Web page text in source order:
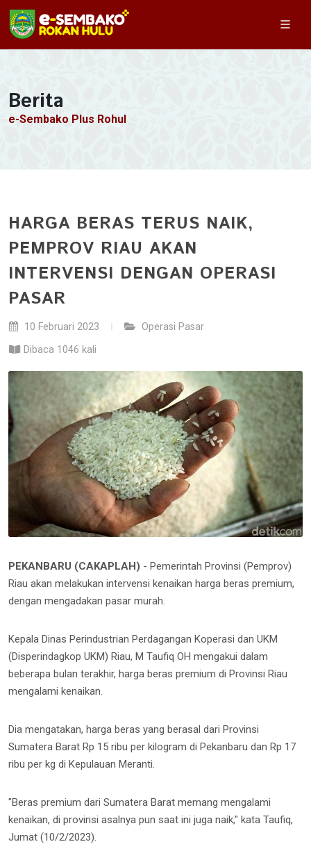
Berita
e-Sembako Plus Rohul
HARGA BERAS TERUS NAIK,
PEMPROV RIAU AKAN
INTERVENSI DENGAN OPERASI
PASAR
10 Februari 2023
Operasi Pasar
Dibaca 1046 kali
PEKANBARU (CAKAPLAH) - Pemerintah Provinsi (Pemprov)
Riau akan melakukan intervensi kenaikan harga beras premium,
dengan mengadakan pasar murah.
Kepala Dinas Perindustrian Perdagangan Koperasi dan UKM
(Disperindagkop UKM) Riau, M Taufiq OH mengakui dalam
beberapa bulan terakhir, harga beras premium di Provinsi Riau
mengalami kenaikan.
Dia mengatakan, harga beras yang berasal dari Provinsi
Sumatera Barat Rp 15 ribu per kilogram di Pekanbaru dan Rp 17
ribu per kg di Kepulauan Meranti.
"Beras premium dari Sumatera Barat memang mengalami
kenaikan, di provinsi asalnya pun saat ini juga naik," kata Taufiq,
Jumat (10/2/2023).